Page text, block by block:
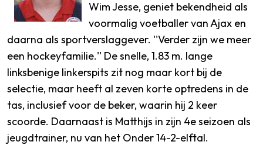
Wim Jesse, geniet bekendheid als
voormalig voetballer van Ajax en
daarna als sportverslaggever. ''Verder zijn we meer
een hockeyfamilie.'' De snelle, 1.83 m. lange
linksbenige linkerspits zit nog maar kort bij de
selectie, maar heeft al zeven korte optredens in de
tas, inclusief voor de beker, waarin hij 2 keer
scoorde. Daarnaast is Matthijs in zijn 4e seizoen als
jeugdtrainer, nu van het Onder 14-2-elftal.